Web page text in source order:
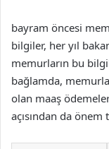
bayram öncesi
bilgiler, her yıl
memurların bu
bağlamda,
olan maaş
açısından da önem